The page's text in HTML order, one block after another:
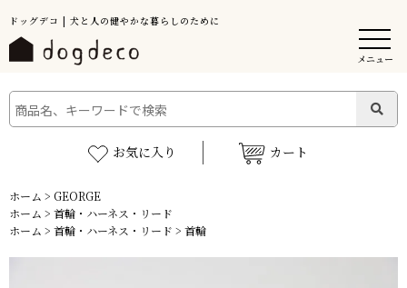
ドッグデコ | 犬と人の健やかな暮らしのために
メニュー
お気に入り カート
ホーム > GEORGE
ホーム > 首輪・ハーネス・リード
ホーム > 首輪・ハーネス・リード > 首輪